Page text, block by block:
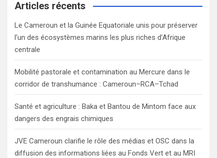
c
Articles récents
Le Cameroun et la Guinée Equatoriale unis pour préserver
l’un des écosystèmes marins les plus riches d’Afrique
centrale
Mobilité pastorale et contamination au Mercure dans le
corridor de transhumance : Cameroun–RCA–Tchad
Santé et agriculture : Baka et Bantou de Mintom face aux
dangers des engrais chimiques
JVE Cameroun clarifie le rôle des médias et OSC dans la
diffusion des informations liées au Fonds Vert et au MRI